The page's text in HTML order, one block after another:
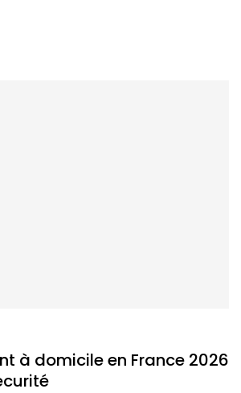
à domicile en France 2026